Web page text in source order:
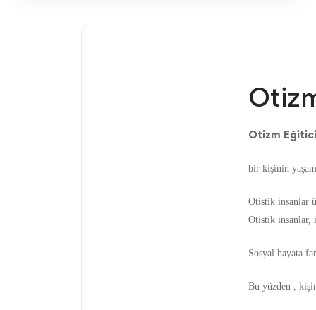
Otizm
bir kişinin
Otistik insanlar
Otistik insanlar,
Sosyal hayata
Bu yüzden ,